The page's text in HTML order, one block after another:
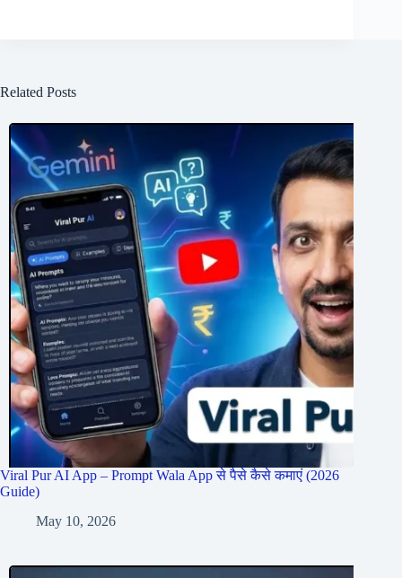
Related Posts
Viral Pur AI App – Prompt Wala App से पैसे कैसे कमाएं (2026
Guide)
May 10, 2026